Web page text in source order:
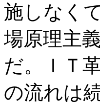
施しなく
場原理主
だ。ＩＴ
の流れは